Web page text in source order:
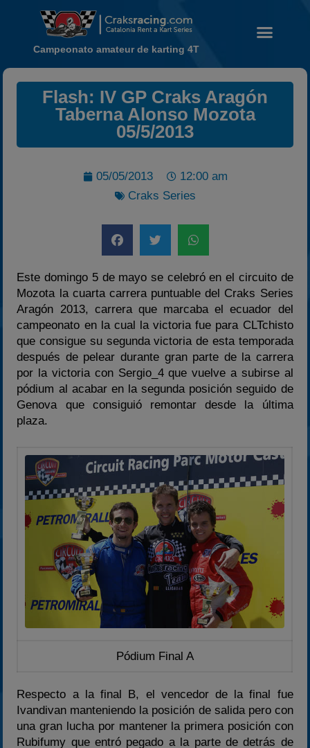
Noticias
Calendario
2022
2023
2025
Estadísticas
Preguntas Frecuentes
Campeonato amateur de karting 4T
Flash: IV GP Craks Aragón
Taberna Alonso Mozota
05/5/2013
05/05/2013
12:00 am
Craks Series
Este domingo 5 de mayo se celebró en el circuito de
Mozota la cuarta carrera puntuable del Craks Series
Aragón 2013, carrera que marcaba el ecuador del
campeonato en la cual la victoria fue para CLTchisto
que consigue su segunda victoria de esta temporada
después de pelear durante gran parte de la carrera
por la victoria con Sergio_4 que vuelve a subirse al
pódium al acabar en la segunda posición seguido de
Genova que consiguió remontar desde la última
plaza.
Pódium Final A
Respecto a la final B, el vencedor de la final fue
Ivandivan manteniendo la posición de salida pero con
una gran lucha por mantener la primera posición con
Rubifumy que entró pegado a la parte de detrás de